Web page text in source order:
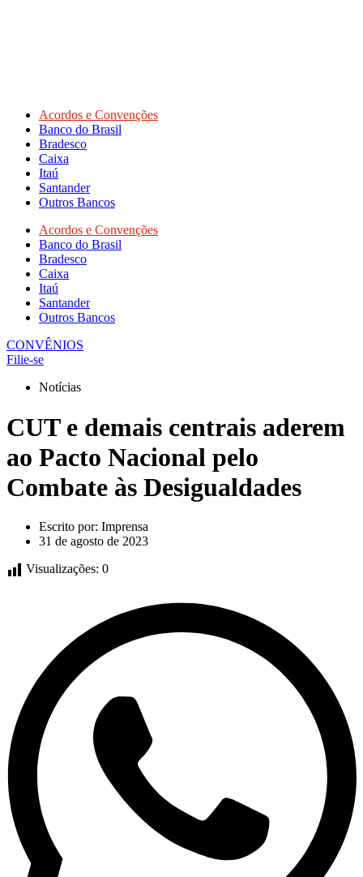
Acordos e Convenções
Banco do Brasil
Bradesco
Caixa
Itaú
Santander
Outros Bancos
Acordos e Convenções
Banco do Brasil
Bradesco
Caixa
Itaú
Santander
Outros Bancos
CONVÊNIOS
Filie-se
Notícias
CUT e demais centrais aderem
ao Pacto Nacional pelo
Combate às Desigualdades
Escrito por: Imprensa
31 de agosto de 2023
Visualizações: 0